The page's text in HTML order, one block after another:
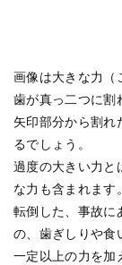
画像は大きな力（
歯が真っ二つに割
矢印部分から割れ
るでしょう。
過度の大きい力と
な力も含まれます。
転倒した、事故に
の、歯ぎしりや食
一定以上の力を加